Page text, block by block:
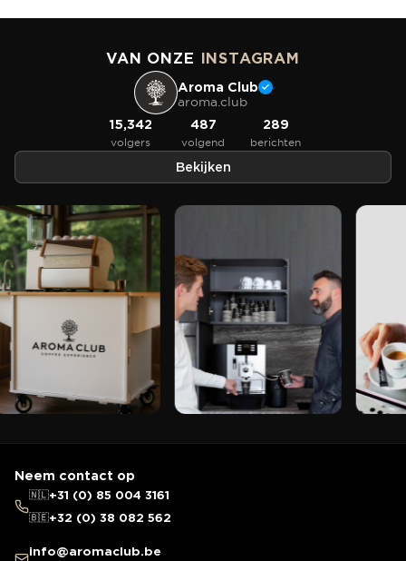
VAN ONZE INSTAGRAM
Aroma Club
aroma.club
15,342
volgers
487
volgend
289
berichten
Bekijken
Neem contact op
🇳🇱+31 (0) 85 004 3161
🇧🇪+32 (0) 38 082 562
info@aromaclub.be